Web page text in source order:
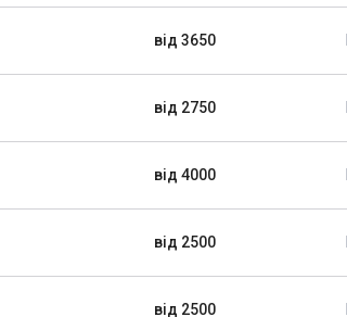
від 3650
від 2750
від 4000
від 2500
від 2500